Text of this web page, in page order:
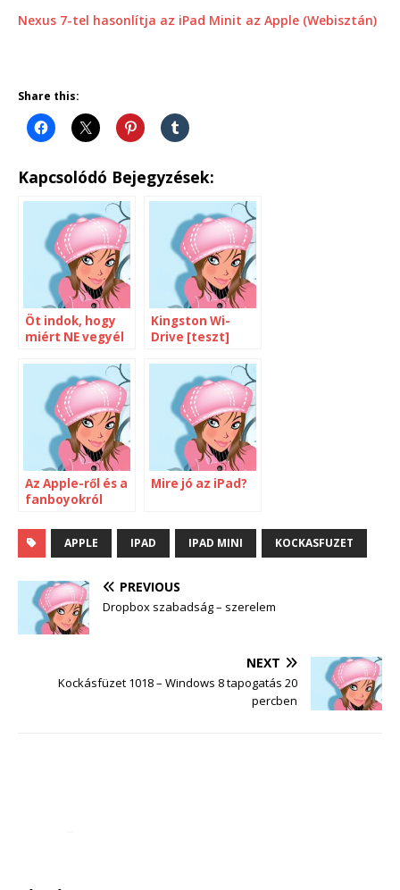
Nexus 7-tel hasonlítja az iPad Minit az Apple (Webisztán)
Share this:
Kapcsolódó Bejegyzések:
Öt indok, hogy
miért NE vegyél
Kingston Wi-
Drive [teszt]
Az Apple-ről és a
fanboyokról
Mire jó az iPad?
APPLE IPAD IPAD MINI KOCKASFUZET
PREVIOUS
Dropbox szabadság – szerelem
NEXT
Kockásfüzet 1018 – Windows 8 tapogatás 20
percben